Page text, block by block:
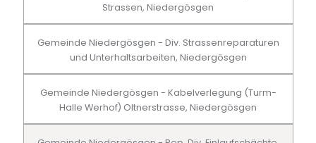
Strassen, Niedergösgen
Gemeinde Niedergösgen - Div. Strassenreparaturen
und Unterhaltsarbeiten, Niedergösgen
Gemeinde Niedergösgen - Kabelverlegung (Turm-
Halle Werhof) Oltnerstrasse, Niedergösgen